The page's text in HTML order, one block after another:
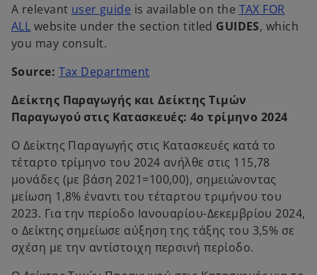
A relevant user guide o
p
s
n
n
e
w
t
a
b
is available on the TAX FOR
ALL o
p
n
n
a
n
e
w
t
a
b
website under the section titled GUIDES, which
you may consult.
Source: Τax Departmento
e
n
i
n
w
t
Δείκτης Παραγωγής και Δείκτης Τιμών
Παραγωγού στις Κατασκευές: 4ο τρίμηνο 2024
Ο Δείκτης Παραγωγής στις Κατασκευές κατά το
τέταρτο τρίμηνο του 2024 ανήλθε στις 115,78
μονάδες (με βάση 2021=100,00), σημειώνοντας
μείωση 1,8% έναντι του τέταρτου τριμήνου του
2023. Για την περίοδο Ιανουαρίου-Δεκεμβρίου 2024,
ο Δείκτης σημείωσε αύξηση της τάξης του 3,5% σε
σχέση με την αντίστοιχη περσινή περίοδο.